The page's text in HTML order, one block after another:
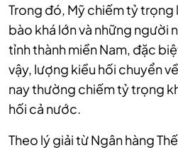
Trong đó, Mỹ chiếm tỷ trọng
bào khá lớn và những người
tỉnh thành miền Nam, đặc
vậy, lượng kiều hối chuyển
nay thường chiếm tỷ trọng
hối cả nước.
Theo lý giải từ Ngân hàng